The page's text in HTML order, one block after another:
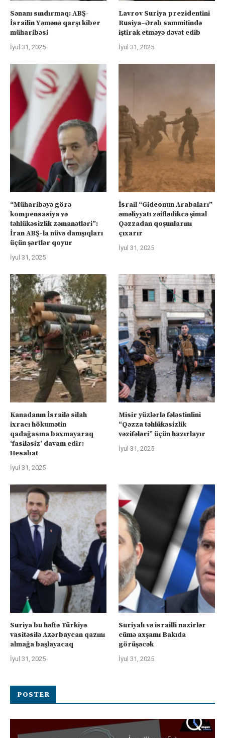
Sənanı sındırmaq: ABŞ-
İsrailin Yəmənə qarşı kiber
müharibəsi
İyul 31, 2025
Lavrov Suriya prezidentini
Rusiya–Ərəb sammitində
iştirak etməyə dəvət edib
İyul 31, 2025
“Müharibəyə görə
kompensasiya və
təhlükəsizlik zəmanətləri”:
İran ABŞ-la nüvə danışıqları
üçün şərtlər qoyur
İyul 31, 2025
İsrail “Gideonun Arabaları”
əməliyyatı zəiflədikcə şimal
Qəzzadan qoşunlarını
çıxarır
İyul 31, 2025
Kanadanın İsrailə silah
ixracı hökumətin
qadağasına baxmayaraq
‘fasiləsiz’ davam edir:
Hesabat
İyul 31, 2025
Misir yüzlərlə fələstinlini
“Qəzza təhlükəsizlik
vəzifələri” üçün hazırlayır
İyul 31, 2025
Suriya bu həftə Türkiyə
vasitəsilə Azərbaycan qazını
almağa başlayacaq
İyul 31, 2025
Suriyalı və israilli nazirlər
cümə axşamı Bakıda
görüşəcək
İyul 31, 2025
POSTER